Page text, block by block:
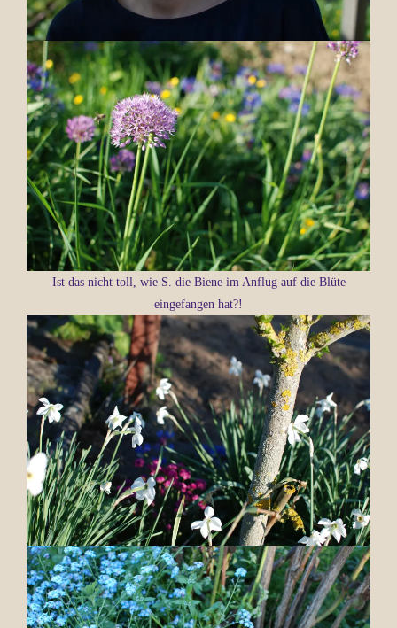
Ist das nicht toll, wie S. die Biene im Anflug auf die Blüte
eingefangen hat?!